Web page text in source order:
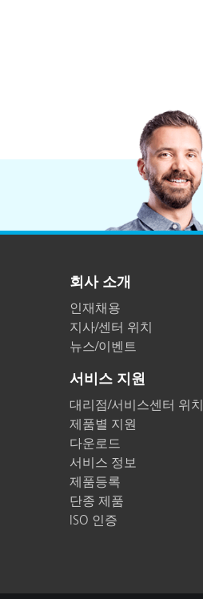
회사 소개
인재채용
지사/센터 위치
뉴스/이벤트
서비스 지원
대리점/서비스센터 위치
제품별 지원
다운로드
서비스 정보
제품등록
단종 제품
ISO 인증